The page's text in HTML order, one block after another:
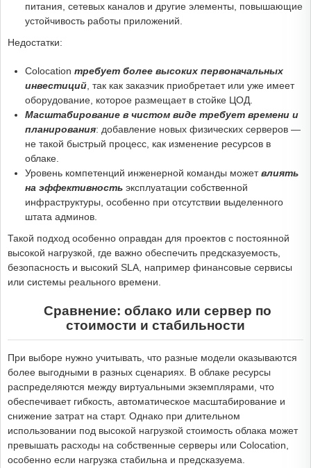
питания, сетевых каналов и другие элементы, повышающие
устойчивость работы приложений.
Недостатки:
Colocation требует более высоких первоначальных
инвестиций , так как заказчик приобретает или уже имеет
оборудование, которое размещает в стойке ЦОД.
Масштабирование в чистом виде требует времени и
планирования: добавление новых физических серверов —
не такой быстрый процесс, как изменение ресурсов в
облаке.
Уровень компетенций инженерной команды можетвлиять
на эффективность эксплуатации собственной
инфраструктуры, особенно при отсутствии выделенного
штата админов.
Такой подход особенно оправдан для проектов с постоянной
высокой нагрузкой, где важно обеспечить предсказуемость,
безопасность и высокий SLA, например финансовые сервисы
или системы реального времени.
Сравнение: облако или сервер по
стоимости и стабильности
При выборе нужно учитывать, что разные модели оказываются
более выгодными в разных сценариях. В облаке ресурсы
распределяются между виртуальными экземплярами, что
обеспечивает гибкость, автоматическое масштабирование и
снижение затрат на старт. Однако при длительном
использовании под высокой нагрузкой стоимость облака может
превышать расходы на собственные серверы или Colocation,
особенно если нагрузка стабильна и предсказуема.